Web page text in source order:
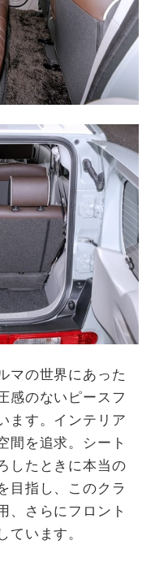
マの世界にあった
感のないピースフ
ます。インテリア
間を追求。シート
したときに本当の
目指し、このクラ
、さらにフロント
ています。